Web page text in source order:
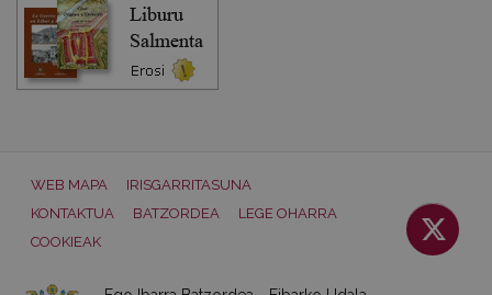
WEB MAPA
IRISGARRITASUNA
KONTAKTUA
BATZORDEA
LEGE OHARRA
COOKIEAK